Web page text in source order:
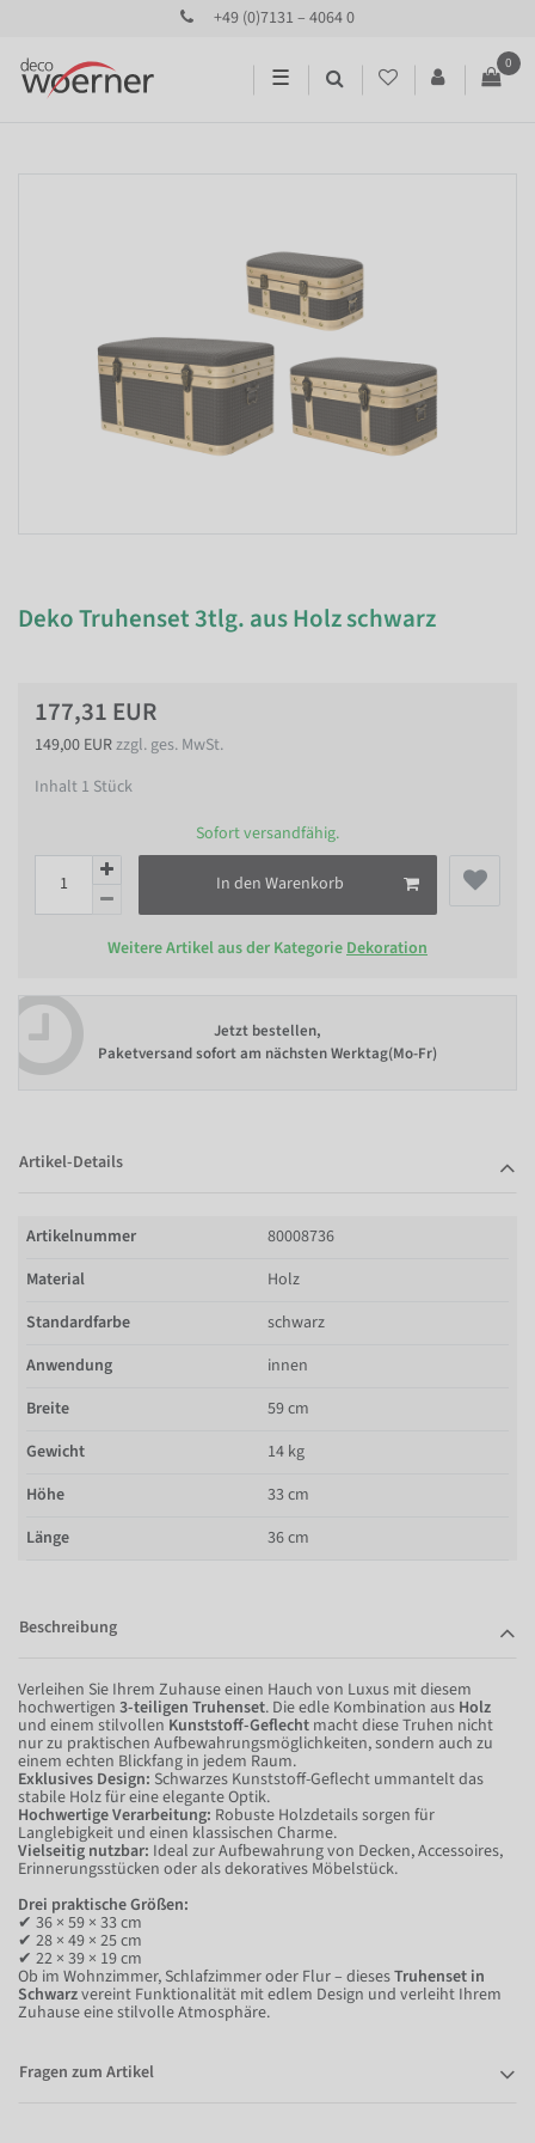
+49 (0)7131 – 4064 0
☰
0
Deko Truhenset 3tlg. aus Holz schwarz
177,31 EUR
149,00 EURzzgl. ges. MwSt.
Inhalt 1 Stück
Sofort versandfähig.
In den Warenkorb
Weitere Artikel aus der Kategorie Dekoration
Jetzt bestellen,
Paketversand sofort am nächsten Werktag(Mo-Fr)
Artikel-Details
Artikelnummer
80008736
Material
Holz
Standardfarbe
schwarz
Anwendung
innen
Breite
59 cm
Gewicht
14 kg
Höhe
33 cm
Länge
36 cm
Beschreibung
Verleihen Sie Ihrem Zuhause einen Hauch von Luxus mit diesem
hochwertigen 3-teiligen Truhenset. Die edle Kombination aus Holz
und einem stilvollen Kunststoff-Geflecht macht diese Truhen nicht
nur zu praktischen Aufbewahrungsmöglichkeiten, sondern auch zu
einem echten Blickfang in jedem Raum.
Exklusives Design: Schwarzes Kunststoff-Geflecht ummantelt das
stabile Holz für eine elegante Optik.
Hochwertige Verarbeitung: Robuste Holzdetails sorgen für
Langlebigkeit und einen klassischen Charme.
Vielseitig nutzbar: Ideal zur Aufbewahrung von Decken, Accessoires,
Erinnerungsstücken oder als dekoratives Möbelstück.
Drei praktische Größen:
✔ 36 × 59 × 33 cm
✔ 28 × 49 × 25 cm
✔ 22 × 39 × 19 cm
Ob im Wohnzimmer, Schlafzimmer oder Flur – diesesTruhenset in
Schwarzvereint Funktionalität mit edlem Design und verleiht Ihrem
Zuhause eine stilvolle Atmosphäre.
Fragen zum Artikel